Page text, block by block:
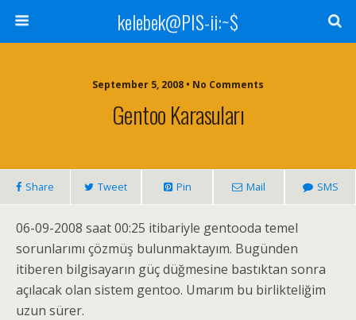
kelebek@PIS-ii:~$
September 5, 2008 • No Comments
Gentoo Karasuları
Share Tweet Pin Mail SMS
06-09-2008 saat 00:25 itibariyle gentooda temel
sorunlarımı çözmüş bulunmaktayım. Bugünden
itiberen bilgisayarın güç düğmesine bastıktan sonra
açılacak olan sistem gentoo. Umarım bu birlikteliğim
uzun sürer.